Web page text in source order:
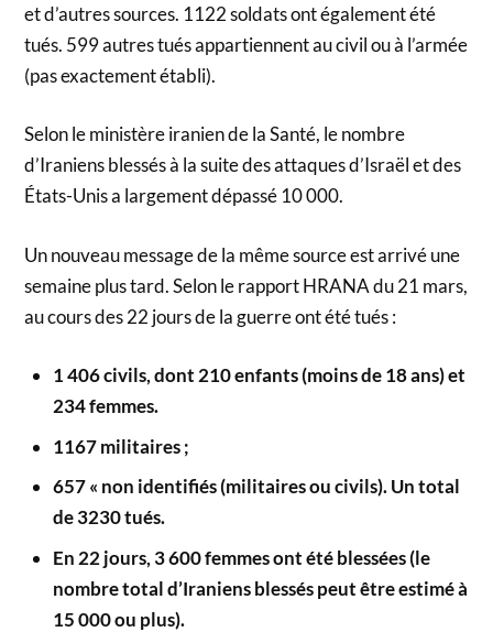
et d’autres sources. 1122 soldats ont également été
tués. 599 autres tués appartiennent au civil ou à l’armée
(pas exactement établi).
Selon le ministère iranien de la Santé, le nombre
d’Iraniens blessés à la suite des attaques d’Israël et des
États-Unis a largement dépassé 10 000.
Un nouveau message de la même source est arrivé une
semaine plus tard. Selon le rapport HRANA du 21 mars,
au cours des 22 jours de la guerre ont été tués :
1 406 civils, dont 210 enfants (moins de 18 ans) et
234 femmes.
1167 militaires ;
657 « non identifiés (militaires ou civils). Un total
de 3230 tués.
En 22 jours, 3 600 femmes ont été blessées (le
nombre total d’Iraniens blessés peut être estimé à
15 000 ou plus).